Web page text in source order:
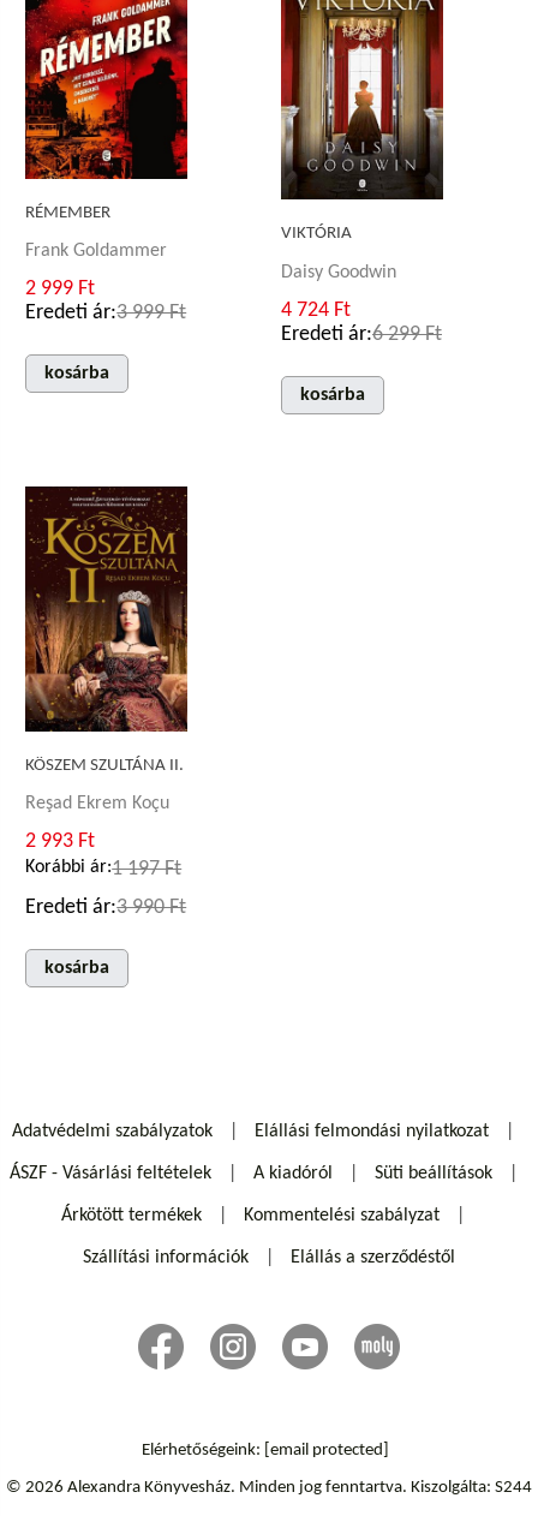
RÉMEMBER
Frank Goldammer
2 999 Ft
Eredeti ár:3 999 Ft
kosárba
VIKTÓRIA
Daisy Goodwin
4 724 Ft
Eredeti ár:6 299 Ft
kosárba
KÖSZEM SZULTÁNA II.
Reşad Ekrem Koçu
2 993 Ft
Korábbi ár:1 197 Ft
Eredeti ár:3 990 Ft
kosárba
Adatvédelmi szabályzatok Elállási felmondási nyilatkozat
ÁSZF - Vásárlási feltételek A kiadóról Süti beállítások
Árkötött termékek Kommentelési szabályzat
Szállítási információk Elállás a szerződéstől
Elérhetőségeink: [email protected]
© 2026 Alexandra Könyvesház. Minden jog fenntartva. Kiszolgálta: S244